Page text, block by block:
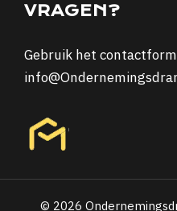
VRAGEN?
Gebruik het
© 2026